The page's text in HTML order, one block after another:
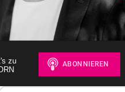
zu